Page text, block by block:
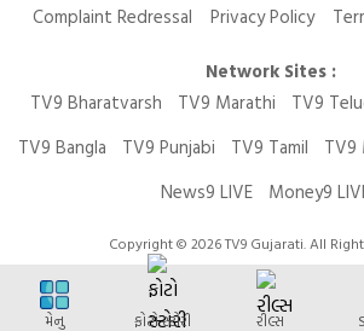
Complaint Redressal
Privacy Policy
Network Sites :
TV9 Bharatvarsh
TV9 Marathi TV9
TV9 Bangla
TV9 Punjabi TV9 Tamil TV9
News9 LIVE
Money9
Copyright © 2026 TV9 Gujarati. All
મેનુ ફોટો સ્ટોરી રીલ્સ